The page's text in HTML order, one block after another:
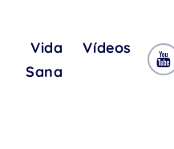
Vida
Sana
Vídeos